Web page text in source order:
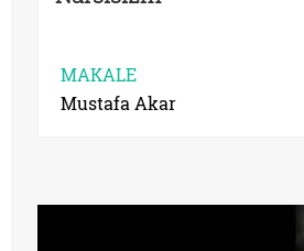
MAKALE
Mustafa Akar